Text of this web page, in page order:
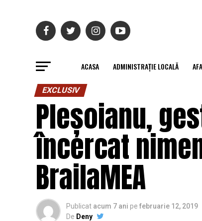
ACASA ADMINISTRAȚIE LOCALĂ
EXCLUSIV
Pleșoianu,
încercat
BrailaMEA
Publicat acum 7 ani pe februarie 12, 2019
De Deny